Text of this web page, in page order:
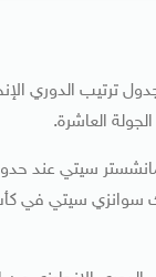
العاشرة.
سوانزي سيتي في كأس